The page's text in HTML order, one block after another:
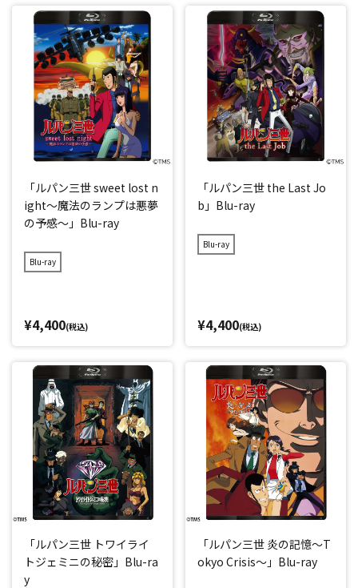
「ルパン三世 sweet lost n
ight～魔法のランプは悪夢
の予感～」Blu-ray
Blu-ray
¥4,400(税込)
「ルパン三世 the Last Jo
b」Blu-ray
Blu-ray
¥4,400(税込)
「ルパン三世 トワイライ
トジェミニの秘密」Blu-ra
y
「ルパン三世 炎の記憶～T
okyo Crisis～」Blu-ray